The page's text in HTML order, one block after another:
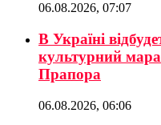
06.08.2026, 07:07
В Україні
культурний
Прапора
06.08.2026, 06:06